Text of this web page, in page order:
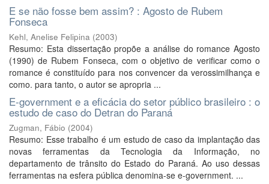
E se não fosse bem assim? : Agosto de Rubem
Fonseca
Kehl, Anelise Felipina (2003)
Resumo: Esta dissertação propõe a análise do romance Agosto
(1990) de Rubem Fonseca, com o objetivo de verificar como o
romance é constituído para nos convencer da verossimilhança e
como. para tanto, o autor se apropria ...
E-government e a eficácia do setor público brasileiro : o
estudo de caso do Detran do Paraná
Zugman, Fábio (2004)
Resumo: Esse trabalho é um estudo de caso da implantação das
novas ferramentas da Tecnologia da Informação, no
departamento de trânsito do Estado do Paraná. Ao uso dessas
ferramentas na esfera pública denomina-se e-government. ...